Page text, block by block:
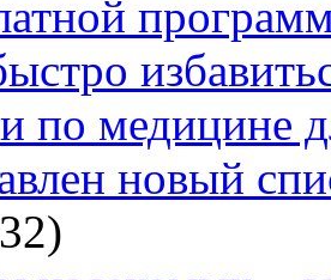
по медицине
новый